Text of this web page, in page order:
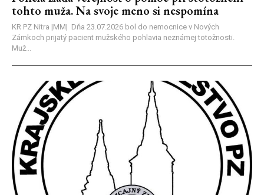
tohto muža. Na svoje meno si nespomína
KR PZ Nitra |MM| Dňa 23.07.2026 bol do nemocnice v Nových
Zámkoch prijatý pacient mužského pohlavia neznámej totožnosti.
Muž...